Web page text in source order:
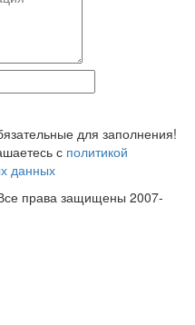
для заполнения!
с политикой
данных
права защищены 2007-